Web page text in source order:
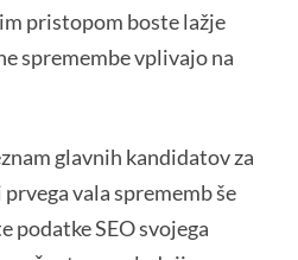
pristopom boste lažje
spremembe vplivajo na
glavnih kandidatov za
vala sprememb še
podatke SEO svojega